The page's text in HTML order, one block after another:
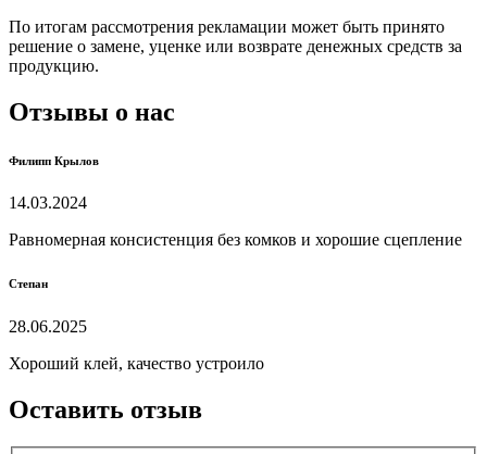
По итогам рассмотрения рекламации может быть принято
решение о замене, уценке или возврате денежных средств за
продукцию.
Отзывы о нас
Филипп Крылов
14.03.2024
Равномерная консистенция без комков и хорошие сцепление
Степан
28.06.2025
Хороший клей, качество устроило
Оставить отзыв